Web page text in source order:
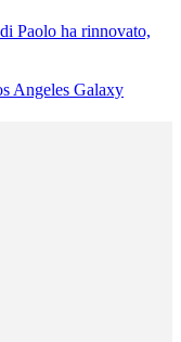
Paolo ha rinnovato,
Angeles Galaxy